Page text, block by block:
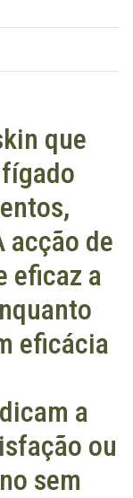
que
acção de
eficaz a
eficácia
a
ou
sem